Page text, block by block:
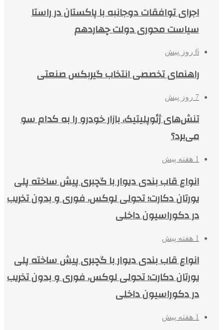
اجرای توافقات دوجانبه با پاکستان در راستا
سیاست محوری دولت چهاردهم
6 روز پیش
راهنمای تخصصی انتخاب گیربکس صنعتی
7 روز پیش
تنش‌های ژئوپلیتیک، بازار خودرو را به کدام سو
می‌برد؟
1 هفته پیش
انواع قاب بندی دیوار با گچبری پیش ساخته پلی
یورتان دکارت؛ تحولی لوکس، فوری و بدون تخریب
در دکوراسیون داخلی
1 هفته پیش
انواع قاب بندی دیوار با گچبری پیش ساخته پلی
یورتان دکارت؛ تحولی لوکس، فوری و بدون تخریب
در دکوراسیون داخلی
1 هفته پیش